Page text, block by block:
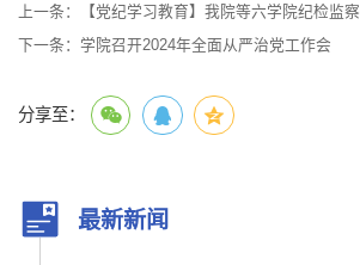
上一条：
【党纪学习教育】我院等六学院纪检监察干部暨履职能力培训班顺利举行
下一条： 学院召开2024年全面从严治党工作会
分享至：
最新新闻